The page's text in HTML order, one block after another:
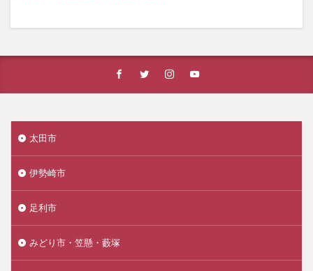
太田市
伊勢崎市
足利市
みどり市・笠懸・藪塚